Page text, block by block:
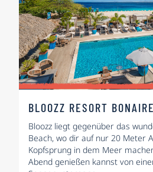
BLOOZZ RESORT BONAIRE
Bloozz liegt gegenüber das
Beach, wo dir auf nur 20 Meter
Kopfsprung in dem Meer
Abend genießen kannst von